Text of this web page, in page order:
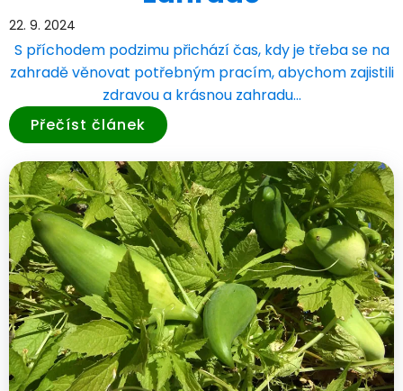
22. 9. 2024
S příchodem podzimu přichází čas, kdy je třeba se na
zahradě věnovat potřebným pracím, abychom zajistili
zdravou a krásnou zahradu…
Přečíst článek